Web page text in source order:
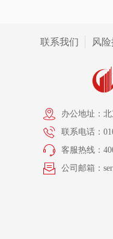
联系我们 风
办公地址：
联系电话：
客服热线：
公司邮箱：